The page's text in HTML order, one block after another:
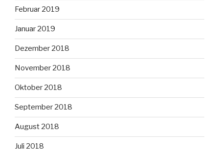
Februar 2019
Januar 2019
Dezember 2018
November 2018
Oktober 2018
September 2018
August 2018
Juli 2018